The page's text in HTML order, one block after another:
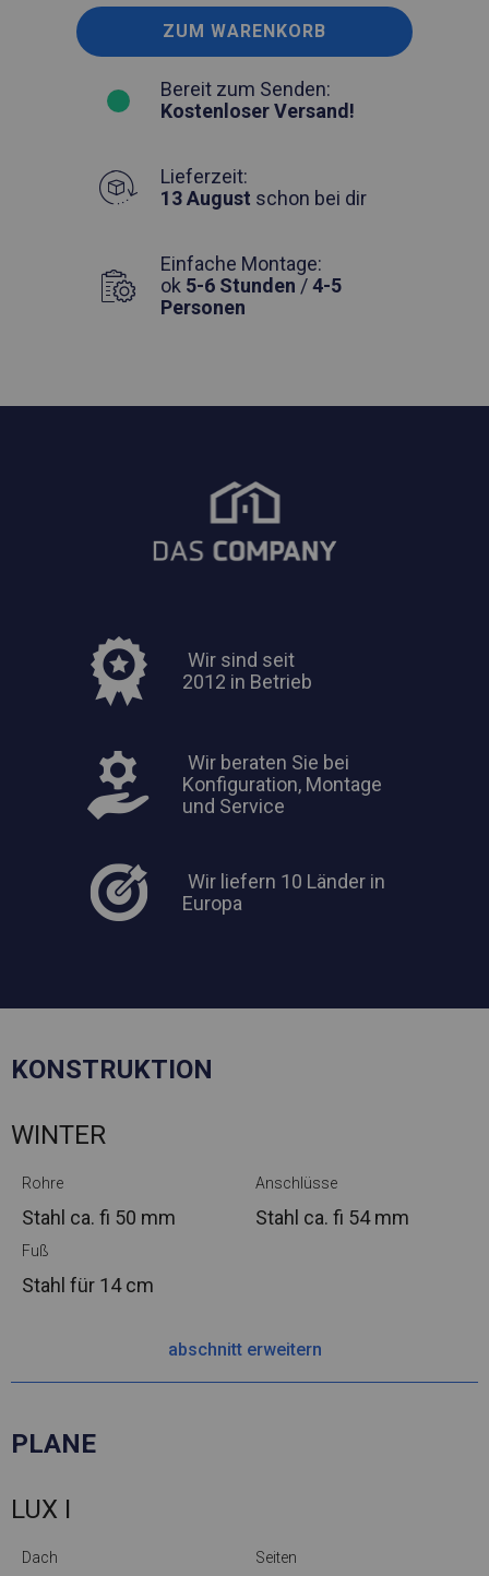
ZUM WARENKORB
Bereit zum Senden:
Kostenloser Versand!
Lieferzeit:
13 August schon bei dir
Einfache Montage:
ok 5-6 Stunden /4-5
Personen
Wir sind seit
2012 in Betrieb
Wir beraten Sie bei
Konfiguration, Montage
und Service
Wir liefern 10 Länder in
Europa
KONSTRUKTION
WINTER
Rohre
Stahl ca. fi 50 mm
Anschlüsse
Stahl ca. fi 54 mm
Fuß
Stahl für 14 cm
abschnitt erweitern
PLANE
LUX I
Dach Seiten